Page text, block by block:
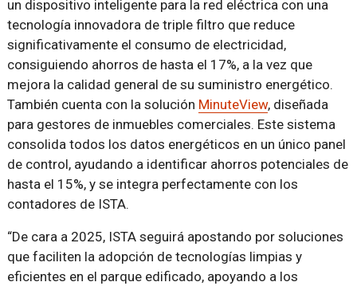
un dispositivo inteligente para la red eléctrica con una
tecnología innovadora de triple filtro que reduce
significativamente el consumo de electricidad,
consiguiendo ahorros de hasta el 17%, a la vez que
mejora la calidad general de su suministro energético.
También cuenta con la solución MinuteView, diseñada
para gestores de inmuebles comerciales. Este sistema
consolida todos los datos energéticos en un único panel
de control, ayudando a identificar ahorros potenciales de
hasta el 15%, y se integra perfectamente con los
contadores de ISTA.
“De cara a 2025, ISTA seguirá apostando por soluciones
que faciliten la adopción de tecnologías limpias y
eficientes en el parque edificado, apoyando a los